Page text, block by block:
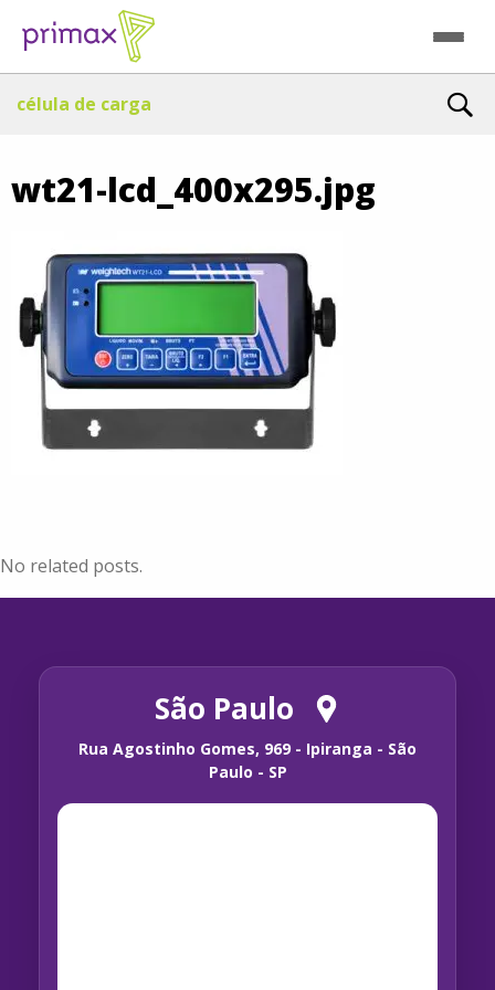
célula de carga
wt21-lcd_400x295.jpg
No related posts.
São Paulo
Rua Agostinho Gomes, 969 - Ipiranga - São
Paulo - SP